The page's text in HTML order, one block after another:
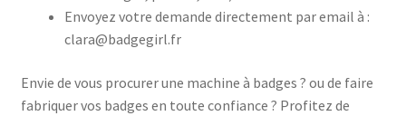
Envoyez votre demande directement par email à :
clara@badgegirl.fr
Envie de vous procurer une machine à badges ? ou de faire
fabriquer vos badges en toute confiance ? Profitez de